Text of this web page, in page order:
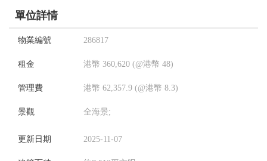
單位詳情
物業編號 286817
租金 港幣 360,620 (@港幣 48)
管理費 港幣 62,357.9 (@港幣 8.3)
景觀 全海景;
更新日期 2025-11-07